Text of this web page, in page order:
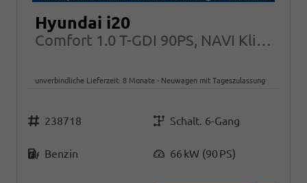
Hyundai i20
Comfort 1.0 T-GDI 90PS, NAVI Klima PDC Rückfahrkamera Tempomat Alarm
unverbindliche Lieferzeit: 8 Monate Neuwagen mit Tageszulassung
Fahrzeugnr.
238718
Getriebe
Schalt. 6-Gang
Benzin 66 kW (90 PS)